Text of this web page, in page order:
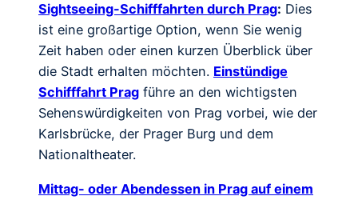
Sightseeing-Schifffahrten durch Prag: Dies
ist eine großartige Option, wenn Sie wenig
Zeit haben oder einen kurzen Überblick über
die Stadt erhalten möchten. Einstündige
Schifffahrt Prag führe an den wichtigsten
Sehenswürdigkeiten von Prag vorbei, wie der
Karlsbrücke, der Prager Burg und dem
Nationaltheater.
Mittag- oder Abendessen in Prag auf einem